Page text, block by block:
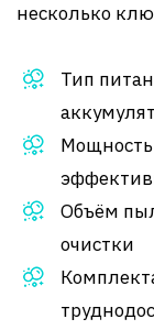
несколько
Тип
Объём
очистки